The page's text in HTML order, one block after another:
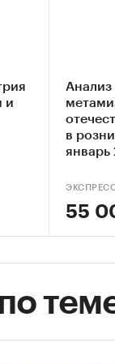
и
в
январь
55